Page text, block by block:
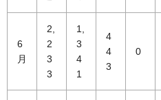
6
月
2,
2
3
3
1,
3
4
1
4
4
3
0